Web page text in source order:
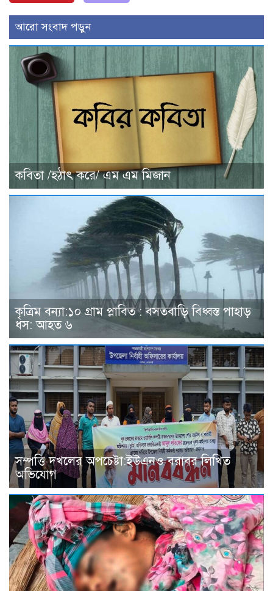
আরো সংবাদ পড়ুন
কবিতা /হঠাৎ করে/ এম এম মিজান
কৃত্রিম বন্যা:১০ গ্রাম প্লাবিত : বসতবাড়ি বিধ্বস্ত পাহাড়
ধস: আহত ৬
সম্পত্তি দখলের অপচেষ্টা:ইউএনও বরাবর লিখিত
অভিযোগ